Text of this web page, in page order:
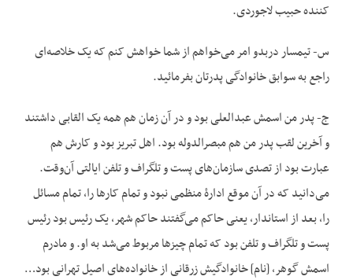
کننده حبیب لاجوردی.
س- تیمسار دربدو امر می‌خواهم از شما خواهش کنم که یک خلاصه‌ای
راجع به سوابق خانوادگی پدرتان بفرمائید.
ج- پدر من اسمش عبدالعلی بود و در آن زمان هم همه یک القابی داشتند
و آخرین لقب پدر من هم مبصرالدوله بود. اهل تبریز بود و کارش هم
عبارت بود از تصدی سازمان‌های پست و تلگراف و تلفن ایالتى آن‌وقت.
می‌دانید که در آن‌ موقع ادارۀ منظمی‌ نبود و تمام کارها را، تمام مسائل
را، بعد از استاندار، یعنی حاکم می‌گفتند حاکم شهر، یک رئیس بود رئیس
پست و تلگراف و تلفن بود که تمام چیزها مربوط می‌شد به او. و مادرم
اسمش گوهر، [نام] خانوادگیش زرقانی از خانواده‌های اصیل تهرانی بود…